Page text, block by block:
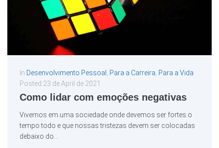
In Desenvolvimento Pessoal Para a Carreira Para a Vida
Posted 23 de April de 2021
Como lidar com emoções negativas
Vivemos em uma sociedade onde devemos ser fortes o
tempo todo e que nossas tristezas devem ser colocadas
debaixo do...